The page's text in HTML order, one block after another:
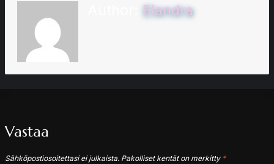
Elandra
Vastaa
Sähköpostiosoitettasi ei julkaista. Pakolliset kentät on merkitty *